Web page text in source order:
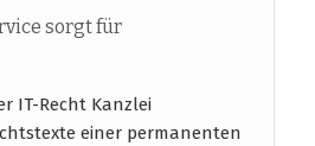
sorgt für
IT-Recht Kanzlei
einer permanenten